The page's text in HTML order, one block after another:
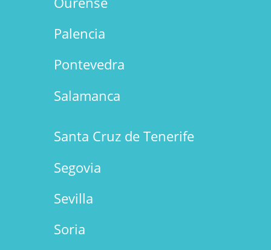
Palencia
Pontevedra
Salamanca
Santa Cruz de Tenerife
Segovia
Sevilla
Soria